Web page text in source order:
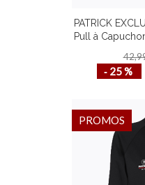
PATRICK
Pull à
‐ 25 %
PROMOS